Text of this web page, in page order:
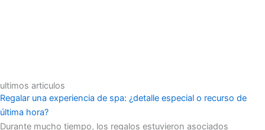
ultimos articulos
Regalar una experiencia de spa: ¿detalle especial o recurso de
última hora?
Durante mucho tiempo, los regalos estuvieron asociados